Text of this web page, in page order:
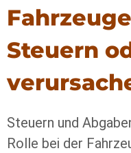
Steuern
Steuern und
Rolle bei der